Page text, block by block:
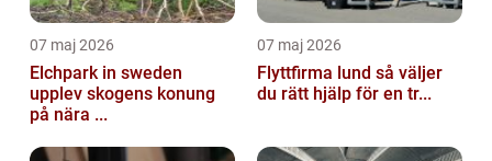
07 maj 2026
Elchpark in sweden
upplev skogens konung
på nära ...
07 maj 2026
Flyttfirma lund så väljer
du rätt hjälp för en tr...